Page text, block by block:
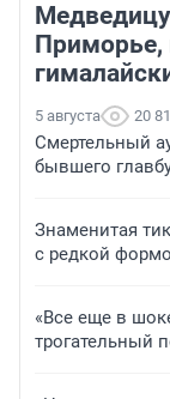
Приморье,
5 августа 20
Смертельный
бывшего
Знаменитая
с редкой
«Все еще в
трогательный